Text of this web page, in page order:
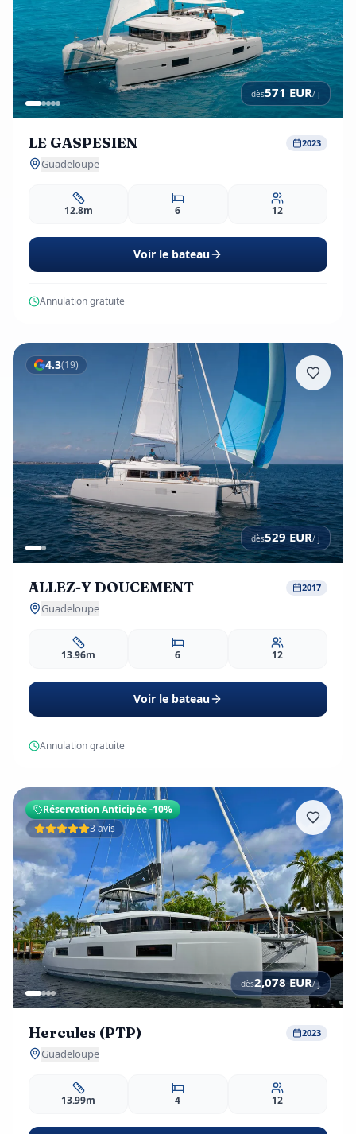
dès571 EUR/ j
LE GASPESIEN 2023
Guadeloupe
12.8m 6 12
Voir le bateau
Annulation gratuite
4.3(19)
dès529 EUR/ j
ALLEZ-Y DOUCEMENT 2017
Guadeloupe
13.96m 6 12
Voir le bateau
Annulation gratuite
Réservation Anticipée-10%
3 avis
dès2,078 EUR/ j
Hercules (PTP) 2023
Guadeloupe
13.99m 4 12